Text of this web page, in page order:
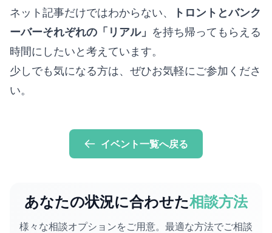
ネット記事だけではわからない、
トロントとバンク
ーバーそれぞれの「リアル」 を持ち帰ってもらえる
時間にしたいと考えています。
少しでも気になる方は、ぜひお気軽にご参加くださ
い。
イベント一覧へ戻る
あなたの状況に合わせた相談方法
様々な相談オプションをご用意。最適な方法でご相談